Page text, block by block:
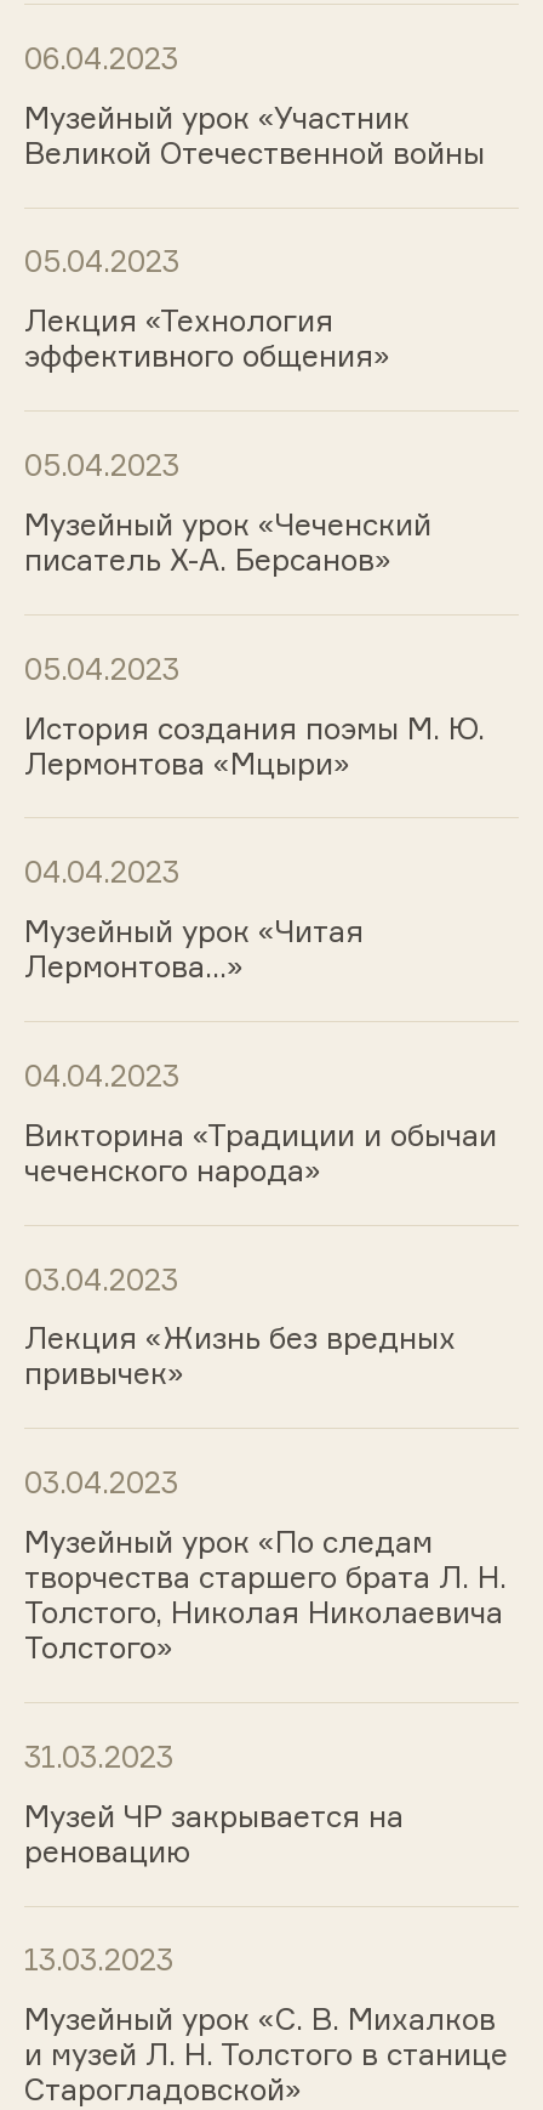
06.04.2023
Музейный урок «Участник
Великой Отечественной войны
05.04.2023
Лекция «Технология
эффективного общения»
05.04.2023
Музейный урок «Чеченский
писатель Х-А. Берсанов»
05.04.2023
История создания поэмы М. Ю.
Лермонтова «Мцыри»
04.04.2023
Музейный урок «Читая
Лермонтова…»
04.04.2023
Викторина «Традиции и обычаи
чеченского народа»
03.04.2023
Лекция «Жизнь без вредных
привычек»
03.04.2023
Музейный урок «По следам
творчества старшего брата Л. Н.
Толстого, Николая Николаевича
Толстого»
31.03.2023
Музей ЧР закрывается на
реновацию
13.03.2023
Музейный урок «С. В. Михалков
и музей Л. Н. Толстого в станице
Старогладовской»